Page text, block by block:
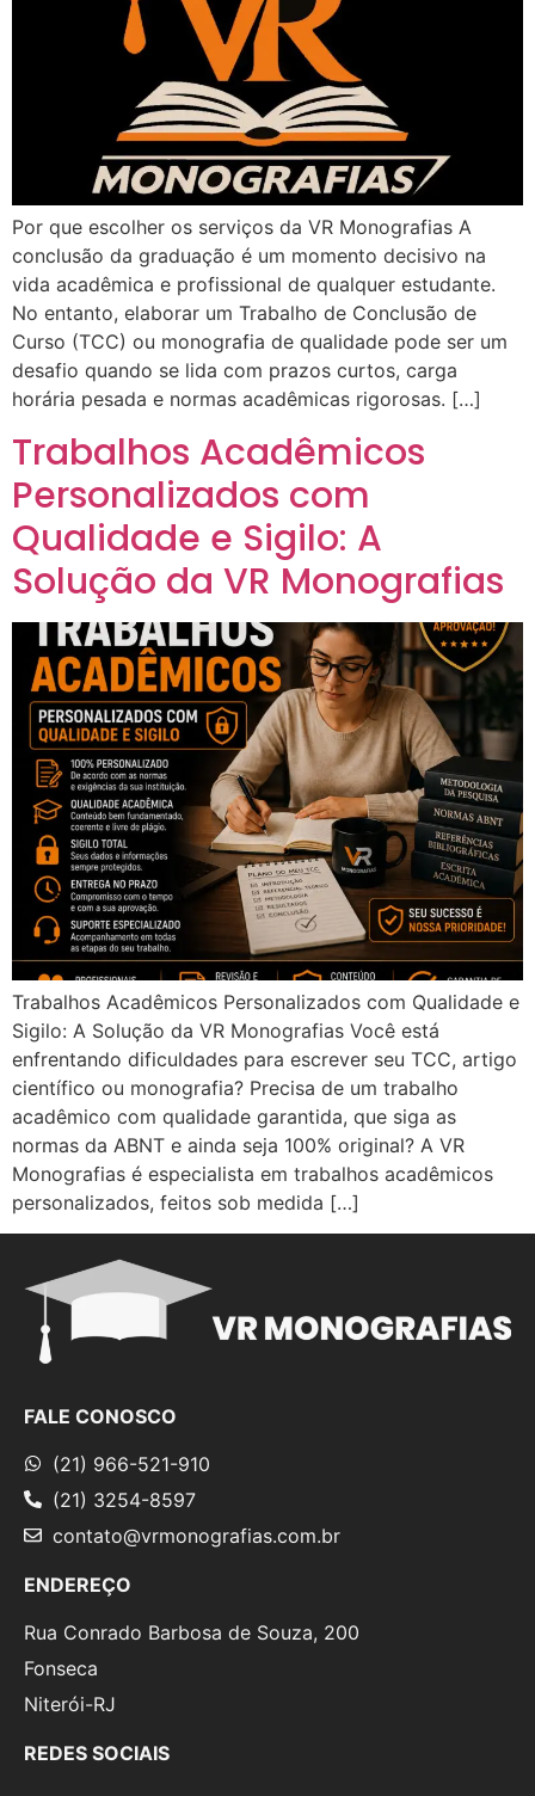
Por que escolher os serviços da VR Monografias A
conclusão da graduação é um momento decisivo na
vida acadêmica e profissional de qualquer estudante.
No entanto, elaborar um Trabalho de Conclusão de
Curso (TCC) ou monografia de qualidade pode ser um
desafio quando se lida com prazos curtos, carga
horária pesada e normas acadêmicas rigorosas. […]
Trabalhos Acadêmicos
Personalizados com
Qualidade e Sigilo: A
Solução da VR Monografias
Trabalhos Acadêmicos Personalizados com Qualidade e
Sigilo: A Solução da VR Monografias Você está
enfrentando dificuldades para escrever seu TCC, artigo
científico ou monografia? Precisa de um trabalho
acadêmico com qualidade garantida, que siga as
normas da ABNT e ainda seja 100% original? A VR
Monografias é especialista em trabalhos acadêmicos
personalizados, feitos sob medida […]
FALE CONOSCO
(21) 966-521-910
(21) 3254-8597
contato@vrmonografias.com.br
ENDEREÇO
Rua Conrado Barbosa de Souza, 200
Fonseca
Niterói-RJ
REDES SOCIAIS